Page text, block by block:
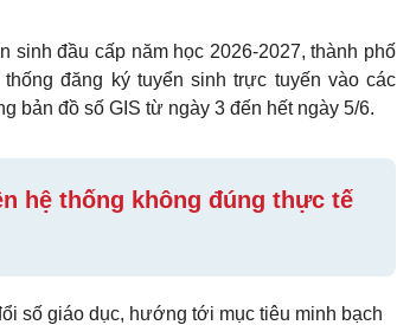
sinh đầu cấp năm học 2026-2027, thành phố
đăng ký tuyển sinh trực tuyến vào các
bản đồ số GIS từ ngày 3 đến hết ngày 5/6.
hệ thống không đúng thực tế
số giáo dục, hướng tới mục tiêu minh bạch